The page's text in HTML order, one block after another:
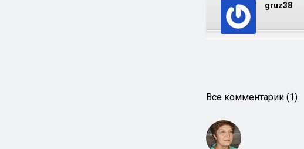
gruz38
Все комментарии (1)